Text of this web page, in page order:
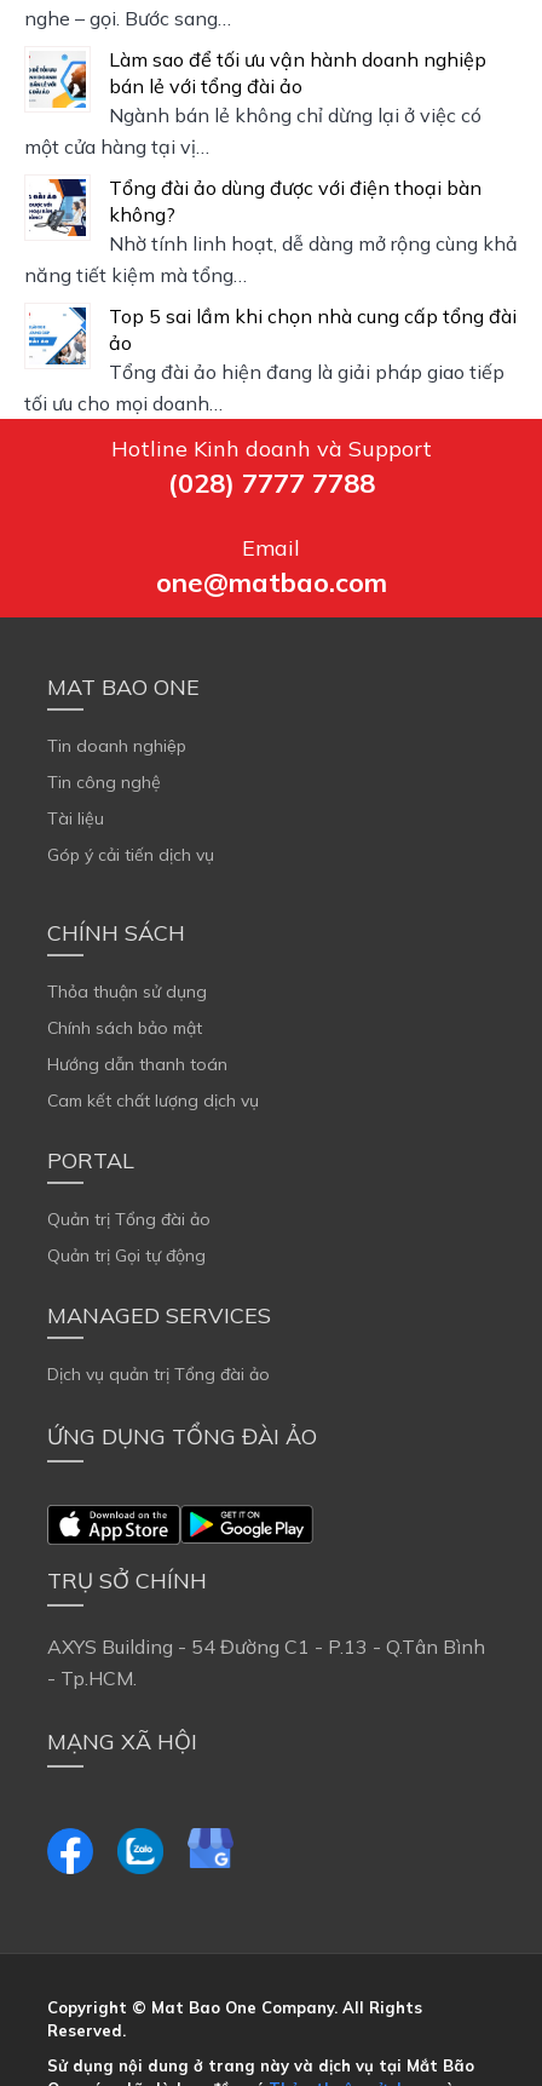
nghe – gọi. Bước sang…
Làm sao để tối ưu vận hành doanh nghiệp
bán lẻ với tổng đài ảo
Ngành bán lẻ không chỉ dừng lại ở việc có
một cửa hàng tại vị…
Tổng đài ảo dùng được với điện thoại bàn
không?
Nhờ tính linh hoạt, dễ dàng mở rộng cùng khả
năng tiết kiệm mà tổng…
Top 5 sai lầm khi chọn nhà cung cấp tổng đài
ảo
Tổng đài ảo hiện đang là giải pháp giao tiếp
tối ưu cho mọi doanh…
Hotline Kinh doanh và Support
(028) 7777 7788
Email
one@matbao.com
MAT BAO ONE
Tin doanh nghiệp
Tin công nghệ
Tài liệu
Góp ý cải tiến dịch vụ
CHÍNH SÁCH
Thỏa thuận sử dụng
Chính sách bảo mật
Hướng dẫn thanh toán
Cam kết chất lượng dịch vụ
PORTAL
Quản trị Tổng đài ảo
Quản trị Gọi tự động
MANAGED SERVICES
Dịch vụ quản trị Tổng đài ảo
ỨNG DỤNG TỔNG ĐÀI ẢO
TRỤ SỞ CHÍNH
AXYS Building - 54 Đường C1 - P.13 - Q.Tân Bình
- Tp.HCM.
MẠNG XÃ HỘI
Copyright © Mat Bao One Company. All Rights
Reserved.
Sử dụng nội dung ở trang này và dịch vụ tại Mắt Bão